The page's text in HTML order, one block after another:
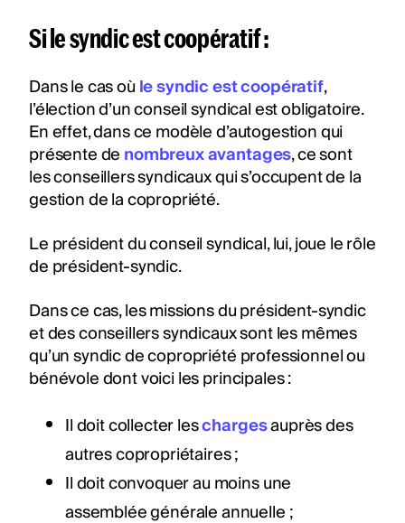
Si le syndic est coopératif :
Dans le cas oùle syndic est coopératif,
l’élection d’un conseil syndical est obligatoire.
En effet, dans ce modèle d’autogestion qui
présente denombreux avantages, ce sont
les conseillers syndicaux qui s’occupent de la
gestion de la copropriété.
Le président du conseil syndical, lui, joue le rôle
de président-syndic.
Dans ce cas, les missions du président-syndic
et des conseillers syndicaux sont les mêmes
qu’un syndic de copropriété professionnel ou
bénévole dont voici les principales :
Il doit collecter leschargesauprès des
autres copropriétaires ;
Il doit convoquer au moins une
assemblée générale annuelle ;